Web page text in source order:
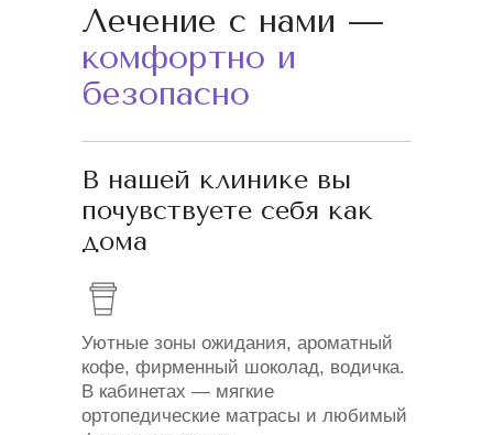
Лечение с нами —
комфортно и
безопасно
В нашей клинике вы
почувствуете себя как
дома
Уютные зоны ожидания, ароматный
кофе, фирменный шоколад, водичка.
В кабинетах — мягкие
ортопедические матрасы и любимый